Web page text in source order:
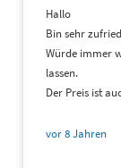
Hallo
Bin sehr
Würde immer
lassen.
Der Preis ist
vor 8 Jahren